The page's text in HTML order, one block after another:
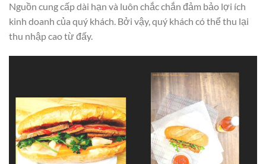
Nguồn cung cấp dài hạn và luôn chắc chắn đảm bảo lợi ích
kinh doanh của quý khách. Bởi vậy, quý khách có thể thu lại
thu nhập cao từ đấy.